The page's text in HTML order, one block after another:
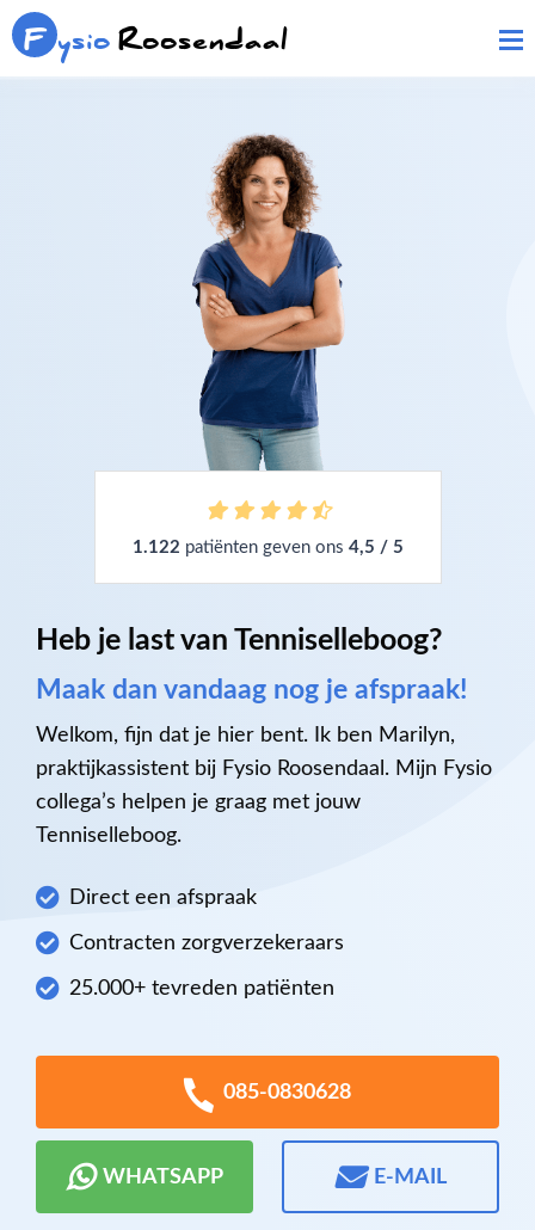
F ysioRoosendaal
1.122 patiënten geven ons 4,5 / 5
Heb je last van Tenniselleboog?
Maak dan vandaag nog je afspraak!
Welkom, fijn dat je hier bent. Ik ben Marilyn,
praktijkassistent bij Fysio Roosendaal. Mijn Fysio
collega’s helpen je graag met jouw
Tenniselleboog.
Direct een afspraak
Contracten zorgverzekeraars
25.000+ tevreden patiënten
085-0830628
WHATSAPP E-MAIL